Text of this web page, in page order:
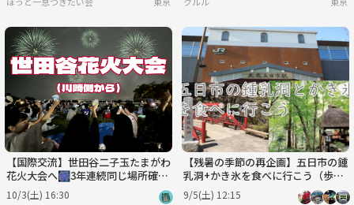
【国際交流】世田谷二子玉たまがわ
花火大会へ🎆3年連続同じ場所確
保！途中参加可能
10/3(土) 16:30
【残暑の季節の再企画】五日市の鍾
乳洞+かき氷を食べに行こう（歩く
行程もあります）
9/5(土) 12:15